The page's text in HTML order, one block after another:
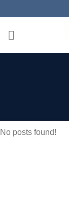
No posts found!